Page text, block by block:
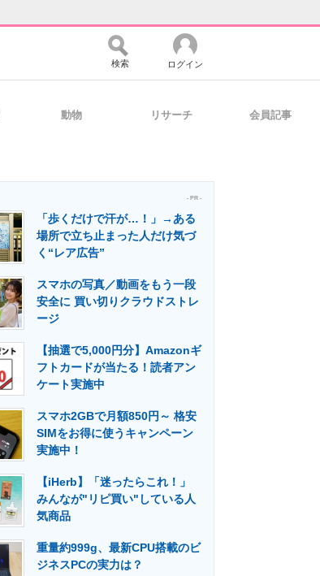
マーケ×ITの今がよく分かる
建設×テクノロジーの最前線
検索 ログイン
動物 リサーチ 会員記事
- PR -
「歩くだけで汗が…！」→ある
場所で立ち止まった人だけ気づ
く“レア広告”
スマホの写真／動画をもう一段
安全に 買い切りクラウドストレ
ージ
【抽選で5,000円分】Amazonギ
フトカードが当たる！読者アン
ケート実施中
スマホ2GBで月額850円～ 格安
SIMをお得に使うキャンペーン
実施中！
【iHerb】「迷ったらこれ！」
みんなが"リピ買い"している人
気商品
重量約999g、最新CPU搭載のビ
ジネスPCの実力は？